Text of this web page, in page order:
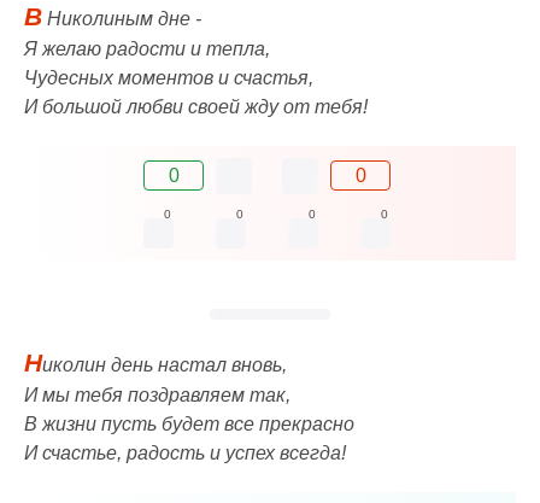
В Николиным дне -
Я желаю радости и тепла,
Чудесных моментов и счастья,
И большой любви своей жду от тебя!
0 0
0 0 0 0
Николин день настал вновь,
И мы тебя поздравляем так,
В жизни пусть будет все прекрасно
И счастье, радость и успех всегда!